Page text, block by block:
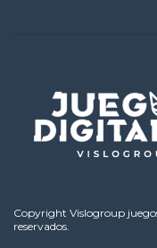
Copyright Vislogroup
reservados.